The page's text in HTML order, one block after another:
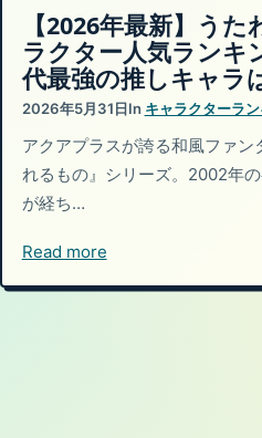
【2026年最新】う
ラクター人気ランキ
代最強の推しキャラ
2026年5月31日In キャラクターラ
アクアプラスが誇る和風ファン
れるもの』シリーズ。2002年
が経ち…
Read more